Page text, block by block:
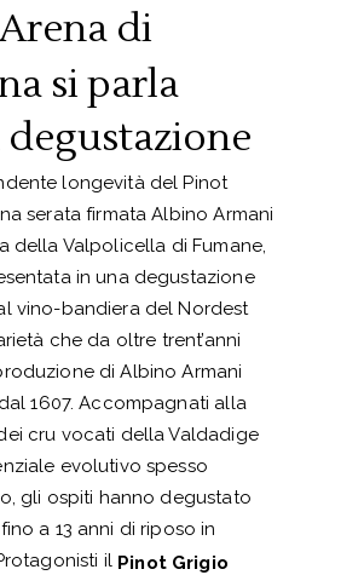
di
si parla
longevità del Pinot
serata firmata Albino Armani
della Valpolicella di Fumane,
in una degustazione
vino-bandiera del Nordest
che da oltre trent’anni
di Albino Armani
1607. Accompagnati alla
cru vocati della Valdadige
evolutivo spesso
gli ospiti hanno degustato
a 13 anni di riposo in
il Pinot Grigio